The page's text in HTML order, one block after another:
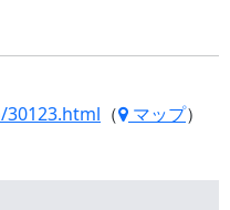
（ マップ）